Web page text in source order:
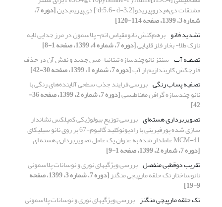
مشتقات دی‌هیدروپیریدو[3،2-d:5،6- d'] دی‌پیریمیدین [دوره 7،
شماره 3، 1399، صفحه 114-120]
تشدید فانو برهم‌کنش نانومقیاس اتم- پلاسمون در مرز جدایی لایه
نازک طلا- بخار فلز قلیایی[دوره 7، شماره 4، 1399، صفحه 1-8]
تصفیه آب سنتز نانوچندسازه تیتانیا-مس جدید و نقش آن در حذف
قارچکش کاربندازیم از آب[دوره 7، شماره 1، 1399، صفحه 30-42]
تصفیه پساب رنگی بررسی فرایند جذب سطحی آلاینده‌های رنگی با
نانو چندسازه گرافن مغناطیسی [دوره 7، شماره 2، 1399، صفحه 36-
42]
تصویربرداری هسته‌ای بررسی توزیع بیولوژیکی کمپلکس نشاندار
سازی شده پورفیرینی با رادیونوکلید گالیوم-67 بر روی نانو سیلیکای
MCM-41 عاملدار شده به عنوان یک عامل تصویربرداری هسته ای
[دوره 7، شماره 2، 1399، صفحه 1-9]
تقریب دوقطبی منفصل بررسی ویژگیهای نوری و نوسانات پلاسمونی
نانوساختار تک حلقه مارپیچی منگنز [دوره 7، شماره 3، 1399، صفحه
9-19]
تک حلقه مارپیچی منگنز بررسی ویژگیهای نوری و نوسانات پلاسمونی